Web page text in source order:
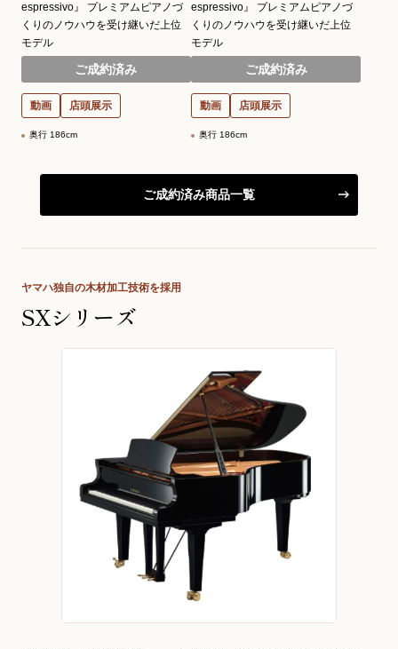
espressivo』 プレミアムピアノづ
くりのノウハウを受け継いだ上位
モデル
ご成約済み
動画 店頭展示
奥行 186cm
espressivo』 プレミアムピアノづ
くりのノウハウを受け継いだ上位
モデル
ご成約済み
動画 店頭展示
奥行 186cm
ご成約済み商品一覧
ヤマハ独自の木材加工技術を採用
SXシリーズ